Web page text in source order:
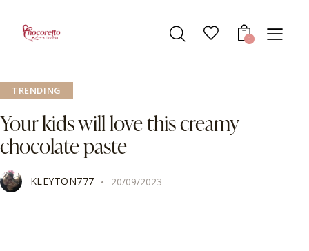
0
TRENDING
Your kids will love this creamy
chocolate paste
KLEYTON777 20/09/2023